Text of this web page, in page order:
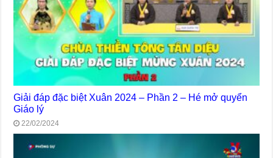
Giải đáp đặc biệt Xuân 2024 – Phần 2 – Hé mở quyển
Giáo lý
22/02/2024